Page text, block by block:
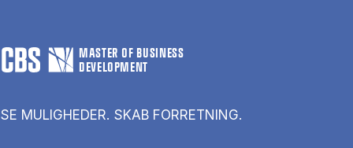
MASTER OF BUSINESS
DEVELOPMENT
SE MULIGHEDER. SKAB FORRETNING.